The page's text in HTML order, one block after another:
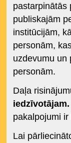
pastarpinātās
publiskajām
institūcijām,
personām,
uzdevumu un
personām.
Daļa
iedzīvotājam.
pakalpojumi
Lai